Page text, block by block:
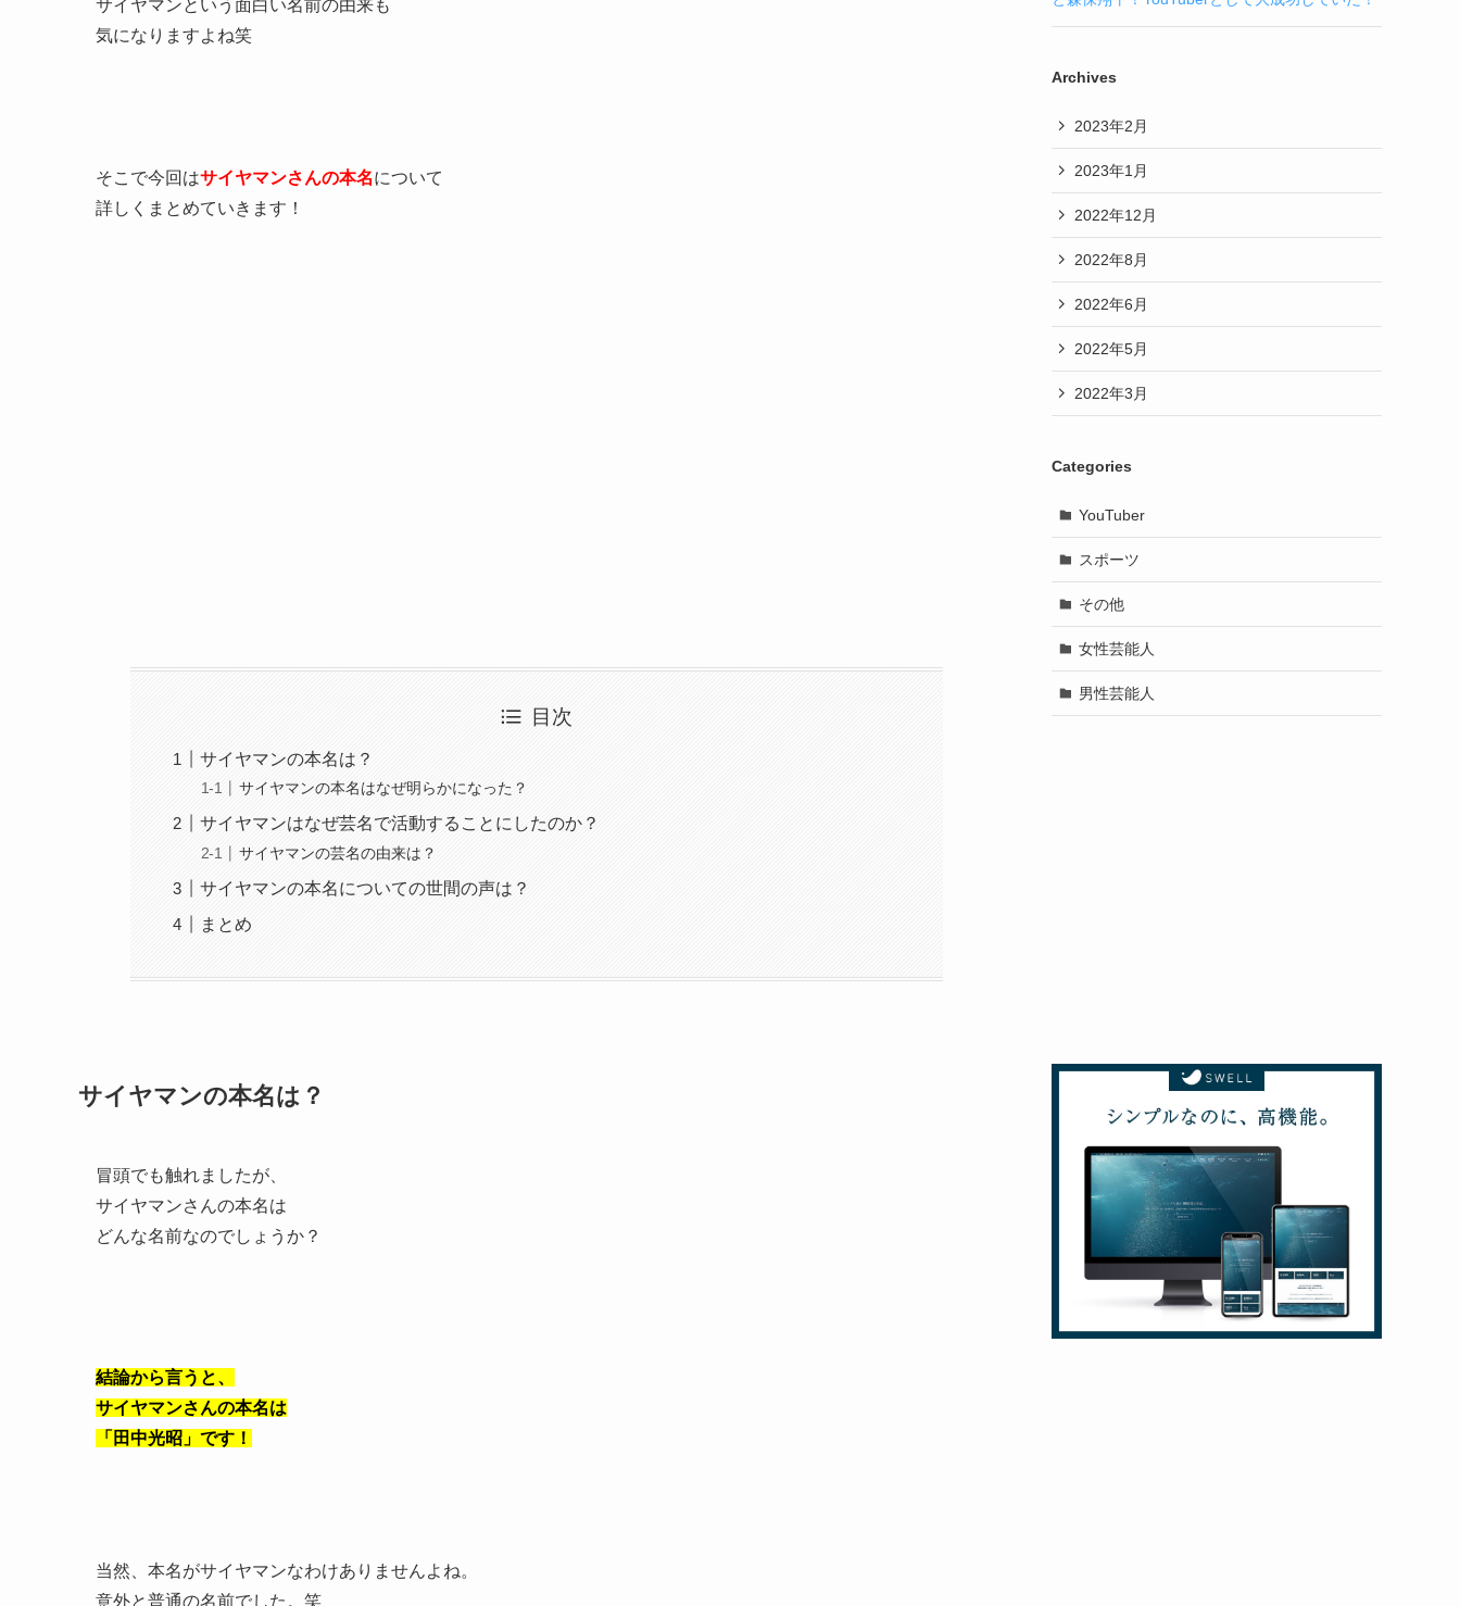
サイヤマンという面白い名前の由来も
気になりますよね笑
そこで今回はサイヤマンさんの本名について
詳しくまとめていきます！
目次
サイヤマンの本名は？
サイヤマンの本名はなぜ明らかになった？
サイヤマンはなぜ芸名で活動することにしたのか？
サイヤマンの芸名の由来は？
サイヤマンの本名についての世間の声は？
まとめ
サイヤマンの本名は？
冒頭でも触れましたが、
サイヤマンさんの本名は
どんな名前なのでしょうか？
結論から言うと、
サイヤマンさんの本名は
「田中光昭」です！
当然、本名がサイヤマンなわけありませんよね。
意外と普通の名前でした。笑
Archives
2023年2月
2023年1月
2022年12月
2022年8月
2022年6月
2022年5月
2022年3月
Categories
YouTuber
スポーツ
その他
女性芸能人
男性芸能人